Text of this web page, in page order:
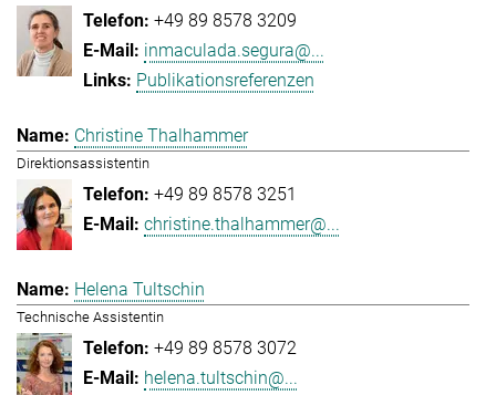
+49 89 8578 3209
inmaculada.segura@...
Publikationsreferenzen
Christine Thalhammer
Direktionsassistentin
+49 89 8578 3251
christine.thalhammer@...
Helena Tultschin
Technische Assistentin
+49 89 8578 3072
helena.tultschin@...